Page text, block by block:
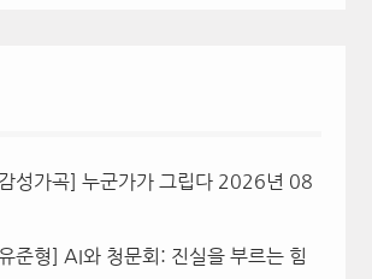
성가곡] 누군가가 그립다 2026년 08
준형] AI와 청문회: 진실을 부르는 힘